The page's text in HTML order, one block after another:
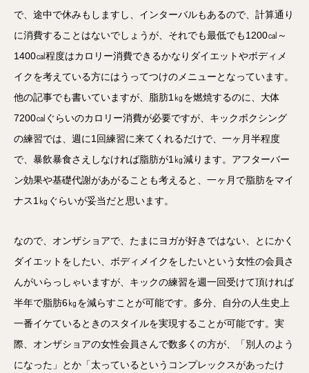
で、途中で休みもしますし、インターバルもあるので、計算通り
に消費することはないでしょうが、それでも最低でも1200㎈～
1400㎈程度はカロリー消費できるかなりダイエットやボディメ
イクを考えている方にはうってつけのメニューとなっています。
他の記事でも書いていますが、脂肪1㎏を燃焼するのに、大体
7200㎈ぐらいのカロリー消費が必要ですが、キックボクシング
の練習では、週に1回練習に来てくれるだけで、一ヶ月半程度
で、暴飲暴食さえしなければ脂肪が1㎏減ります。アフターバー
ン効果や基礎代謝があがることも考えると、一ヶ月で脂肪をマイ
ナス1㎏ぐらいが妥当だと思います。
なので、オンザショアで、たまにヨガが好きではない、とにかく
ダイエットをしたい、ボディメイクをしたいという女性の会員さ
んがいらっしゃいますが、キックの練習を週一回受けて頂ければ
半年で脂肪6㎏を減らすことが可能です。多分、自分の人生史上
一番イケているときのスタイルを実現することが可能です。実
際、オンザショアの女性会員さんで数多くの方が、「別人のよう
になった」とか「太っているというコンプレックスがあったけ